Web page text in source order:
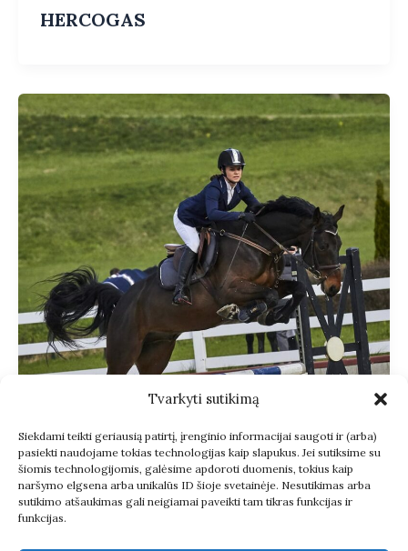
Tvarkyti sutikimą
Siekdami teikti geriausią patirtį, įrenginio informacijai saugoti ir (arba)
pasiekti naudojame tokias technologijas kaip slapukus. Jei sutiksime su
šiomis technologijomis, galėsime apdoroti duomenis, tokius kaip
naršymo elgsena arba unikalūs ID šioje svetainėje. Nesutikimas arba
sutikimo atšaukimas gali neigiamai paveikti tam tikras funkcijas ir
funkcijas.
HERCOGAS
CHEBAS